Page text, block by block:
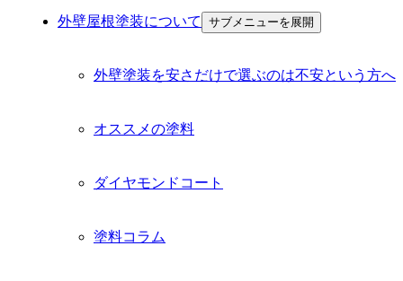
外壁屋根塗装について サブメニューを展開
外壁塗装を安さだけで選ぶのは不安という方へ
オススメの塗料
ダイヤモンドコート
塗料コラム